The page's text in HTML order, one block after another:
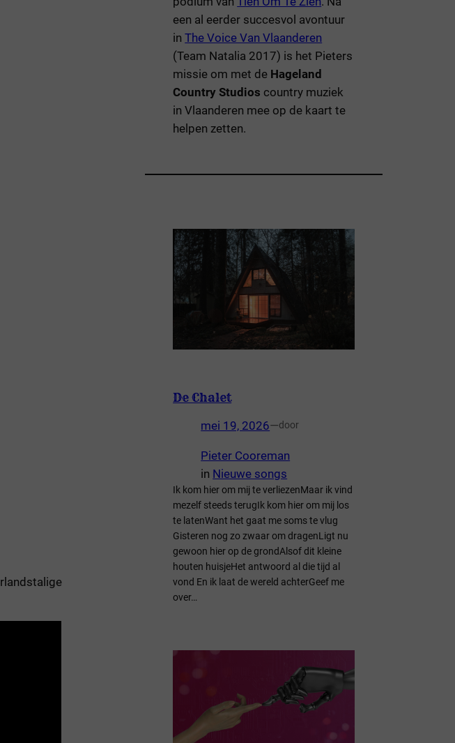
een al eerder succesvol avontuur
inThe Voice Van Vlaanderen
(Team Natalia 2017) is het Pieters
missie om met de Hageland
Country Studios country muziek
in Vlaanderen mee op de kaart te
helpen zetten.
De Chalet
mei 19, 2026—door
Pieter Cooreman
in Nieuwe songs
Ik kom hier om mij te verliezenMaar ik vind
mezelf steeds terugIk kom hier om mij los
te latenWant het gaat me soms te vlug
Gisteren nog zo zwaar om dragenLigt nu
gewoon hier op de grondAlsof dit kleine
houten huisjeHet antwoord al die tijd al
vond En ik laat de wereld achterGeef me
over…